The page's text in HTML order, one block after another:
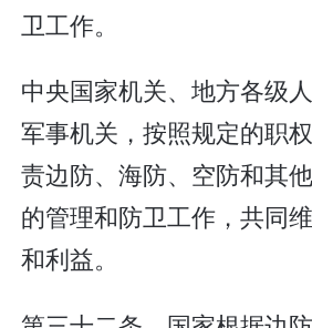
卫工作。
中央国家机关、地方各级
军事机关，按照规定的职
责边防、海防、空防和其
的管理和防卫工作，共同
和利益。